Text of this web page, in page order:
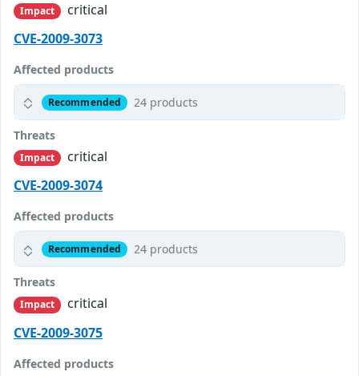
Impact
critical
CVE-2009-3073
Affected products
Recommended 24 products
Threats
Impact
critical
CVE-2009-3074
Affected products
Recommended 24 products
Threats
Impact
critical
CVE-2009-3075
Affected products